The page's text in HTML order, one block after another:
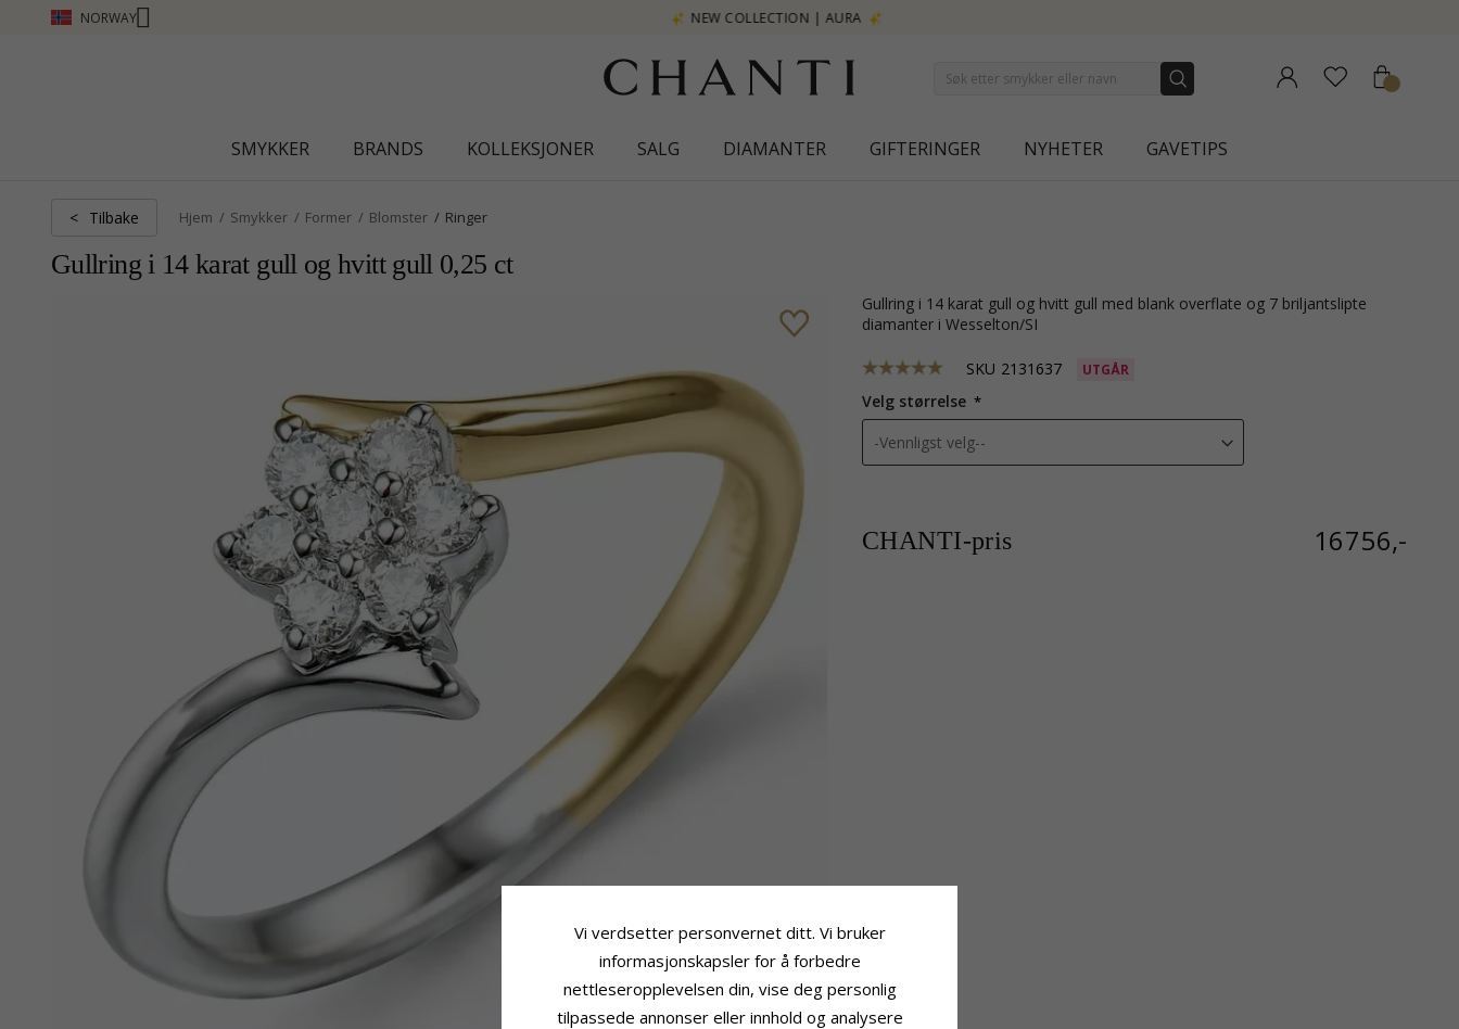
NORWAY NEW COLLECTION | AURA
SMYKKER BRANDS KOLLEKSJONER SALG DIAMANTER GIFTERINGER NYHETER GAVETIPS
< Tilbake Hjem Smykker Former Blomster Ringer
Gullring i 14 karat gull og hvitt gull 0,25 ct
gullring i 14 karat gull og hvitt gull med blank overflate og 7 briljantslipte
diamanter i Wesselton/SI
SKU 2131637 UTGÅR
Velg størrelse
CHANTI-pris 16756,-
Vi verdsetter personvernet ditt. Vi bruker
informasjonskapsler for å forbedre
nettleseropplevelsen din, vise deg personlig
tilpassede annonser eller innhold og analysere